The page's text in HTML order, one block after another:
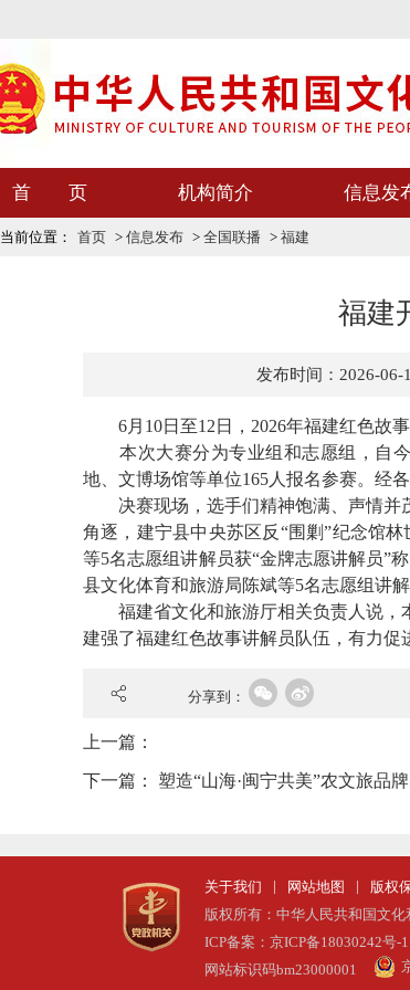
首 页 机构简介 信息发
当前位置： 首页 > 信息发布 > 全国联播 > 福建
福建
发布时间：2026-06-
6月10日至12日，2026年福建红色故
本次大赛分为专业组和志愿组，自今
地、文博场馆等单位165人报名参赛。经
决赛现场，选手们精神饱满、声情并
角逐，建宁县中央苏区反“围剿”纪念馆
等5名志愿组讲解员获“金牌志愿讲解员”
县文化体育和旅游局陈斌等5名志愿组讲
福建省文化和旅游厅相关负责人说，
建强了福建红色故事讲解员队伍，有力促
分享到：
上一篇：
下一篇： 塑造“山海·闽宁共美”农文旅品牌